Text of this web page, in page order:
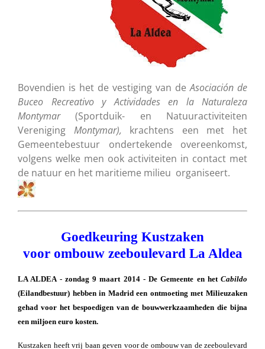
Bovendien is het de vestiging van deAsociación de
Buceo Recreativo y Actividades en la Naturaleza
Montymar(Sportduik- en Natuuractiviteiten
Vereniging Montymar), krachtens een met het
Gemeentebestuur ondertekende overeenkomst,
volgens welke men ook activiteiten in contact met
de natuur en het maritieme milieu organiseert.
Goedkeuring Kustzaken
voor ombouw zeeboulevard La Aldea
LA ALDEA - zondag 9 maart 2014 - De Gemeente en het Cabildo
(Eilandbestuur) hebben in Madrid een ontmoeting met Milieuzaken
gehad voor het bespoedigen van de bouwwerkzaamheden die bijna
een miljoen euro kosten.
Kustzaken heeft vrij baan geven voor de ombouw van de zeeboulevard